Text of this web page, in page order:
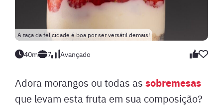
A taça da felicidade é boa por ser versátil demais!
40m 7 Avançado
Adora morangos ou todas as sobremesas
que levam esta fruta em sua composição?